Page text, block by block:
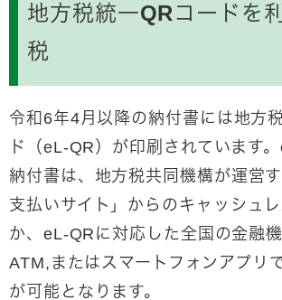
地方税統一QRコードを
税
令和6年4月以降の納付書には地方
ド（eL-QR）が印刷されています
納付書は、地方税共同機構が運営
支払いサイト」からのキャッシュ
か、eL-QRに対応した全国の金融
ATM,またはスマートフォンアプリ
が可能となります。